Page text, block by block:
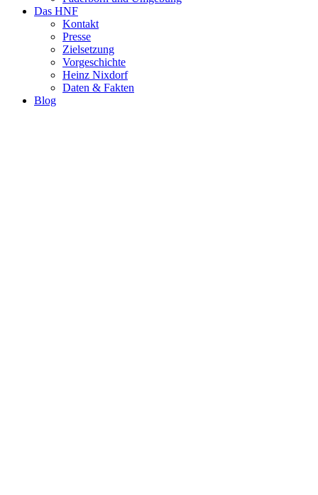
Das HNF
Kontakt
Presse
Zielsetzung
Vorgeschichte
Heinz Nixdorf
Daten & Fakten
Blog